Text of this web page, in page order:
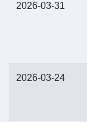
2026-03-31
2026-03-24